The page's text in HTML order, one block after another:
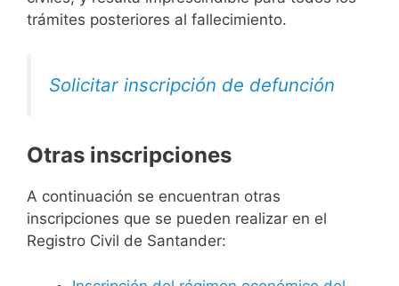
trámites posteriores al fallecimiento.
Solicitar inscripción de defunción
Otras inscripciones
A continuación se encuentran otras
inscripciones que se pueden realizar en el
Registro Civil de Santander: